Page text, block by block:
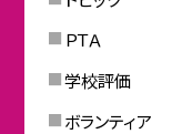
ＰＴＡ
学校評価
ボランティア